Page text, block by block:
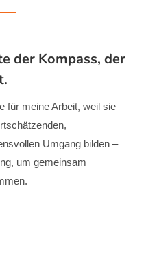
der Kompass, der
für meine Arbeit, weil sie
Umgang bilden –
um gemeinsam